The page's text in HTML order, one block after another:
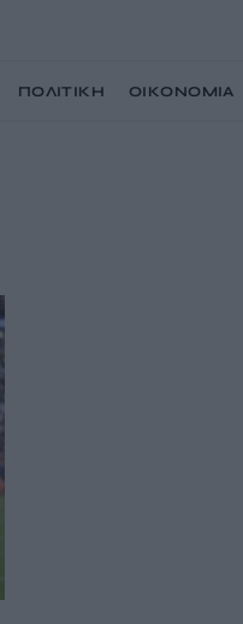
ΠΟΛΙΤΙΚΗ ΟΙΚΟΝΟΜΙΑ